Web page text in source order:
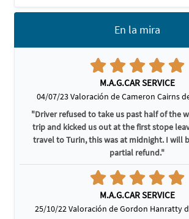
En la mira
M.A.G.CAR SERVICE
04/07/23 Valoración de Cameron Cairns
"Driver refused to take us past half of the
trip and kicked us out at the first stope
travel to Turin, this was at midnight. I will
partial refund."
M.A.G.CAR SERVICE
25/10/22 Valoración de Gordon Hanratty